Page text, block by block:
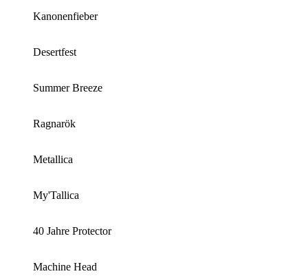
Kanonenfieber
Desertfest
Summer Breeze
Ragnarök
Metallica
My'Tallica
40 Jahre Protector
Machine Head